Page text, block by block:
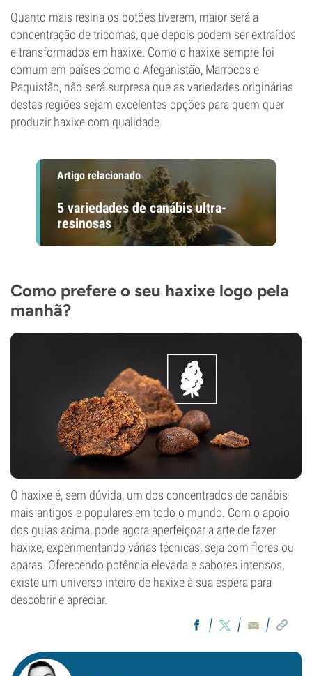
Quanto mais resina os botões tiverem, maior será a
concentração de tricomas, que depois podem ser extraídos
e transformados em haxixe. Como o haxixe sempre foi
comum em países como o Afeganistão, Marrocos e
Paquistão, não será surpresa que as variedades originárias
destas regiões sejam excelentes opções para quem quer
produzir haxixe com qualidade.
Artigo relacionado
5 variedades de canábis ultra-
resinosas
Como prefere o seu haxixe logo pela
manhã?
O haxixe é, sem dúvida, um dos concentrados de canábis
mais antigos e populares em todo o mundo. Com o apoio
dos guias acima, pode agora aperfeiçoar a arte de fazer
haxixe, experimentando várias técnicas, seja com flores ou
aparas. Oferecendo potência elevada e sabores intensos,
existe um universo inteiro de haxixe à sua espera para
descobrir e apreciar.